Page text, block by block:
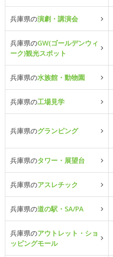
兵庫県の演劇・講演会
兵庫県のGW(ゴールデンウィ
ーク)観光スポット
兵庫県の水族館・動物園
兵庫県の工場見学
兵庫県のグランピング
兵庫県のタワー・展望台
兵庫県のアスレチック
兵庫県の道の駅・SA/PA
兵庫県のアウトレット・ショ
ッピングモール